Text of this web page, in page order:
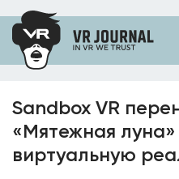
Sandbox VR
«Мятежная
виртуальную